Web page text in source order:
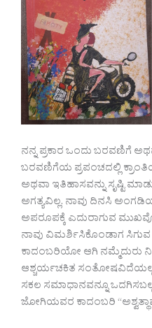
ನನ್ನ ಪ್ರಕಾರ ಒಂದು ಬರವಣಿಗೆ
ಬರವಣಿಗೆಯ ಪ್ರಪಂಚದಲ್ಲಿ
ಅಥವಾ ಇತಿಹಾಸವನ್ನು ಸೃಷ್ಟಿ
ಅಗತ್ಯವಿಲ್ಲ. ನಾವು ದಿನಸಿ
ಅಪರೂಪಕ್ಕೆ ಎದುರಾಗುವ
ನಾವು ವಿಮರ್ಶಿಸಿಕೊಂಡಾಗ
ಕಾದಂಬರಿಯೋ ಆಗಿ ನಮ್ಮೆದುರು
ಆಶ್ಚರ್ಯಚಕಿತ ಸಂತೋಷವಿದೆಯಲ್ಲ
ಸಕಲ ಸಮಾಧಾನವನ್ನೂ
ಜೋಗಿಯವರ ಕಾದಂಬರಿ